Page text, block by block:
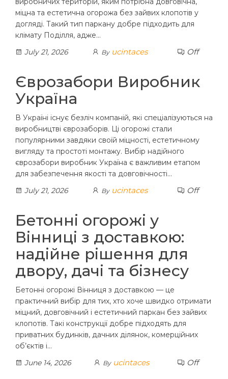
міцна та естетична огорожа без зайвих клопотів у
догляді. Такий тип паркану добре підходить для
клімату Поділля, адже…
July 21, 2026
By ucintaces Off
Єврозабори Виробник
Україна
В Україні існує безліч компаній, які спеціалізуються на
виробництві єврозаборів. Ці огорожі стали
популярними завдяки своїй міцності, естетичному
вигляду та простоті монтажу. Вибір надійного
єврозабори виробник Україна є важливим етапом
для забезпечення якості та довговічності…
July 21, 2026
By ucintaces Off
Бетонні огорожі у
Вінниці з доставкою:
надійне рішення для
двору, дачі та бізнесу
Бетонні огорожі Вінниця з доставкою — це
практичний вибір для тих, хто хоче швидко отримати
міцний, довговічний і естетичний паркан без зайвих
клопотів. Такі конструкції добре підходять для
приватних будинків, дачних ділянок, комерційних
об’єктів і…
June 14, 2026
By ucintaces Off